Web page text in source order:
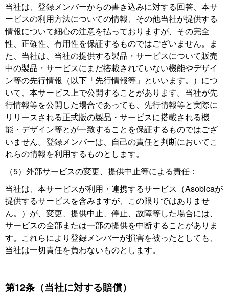
当社は、登録メンバーからの書き込みに対する回答、本サ
ービスの利用方法についての情報、その他当社が提供する
情報について細心の注意を払っておりますが、その完全
性、正確性、有用性を保証するものではございません。ま
た、当社は、当社の提供する製品・サービスについて販売
中の製品・サービスにまだ搭載されていない機能やデザイ
ン等の先行情報（以下「先行情報等」といいます。）につ
いて、本サービス上で公開することがあります。当社が先
行情報等を公開した場合であっても、先行情報等と実際に
リリースされる正式版の製品・サービスに搭載される機
能・デザイン等とが一致することを保証するものではござ
いません。登録メンバーは、自己の責任と判断においてこ
れらの情報を利用するものとします。
（5）外部サービスの変更、提供中止等による責任：
当社は、本サービスが利用・連携するサービス（Asobicaが
提供するサービスを含みますが、この限りではありませ
ん。）が、変更、提供中止、停止、故障等した場合には、
サービスの全部または一部の提供を中断することがありま
す。これらにより登録メンバーが損害を被ったとしても、
当社は一切責任を負わないものとします。
第12条（当社に対する賠償）